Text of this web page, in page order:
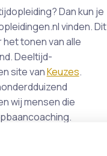
Dan kun je
vinden. Dit
tonen van alle
Deeltijd-
site vanKeuzes.
wij mensen die